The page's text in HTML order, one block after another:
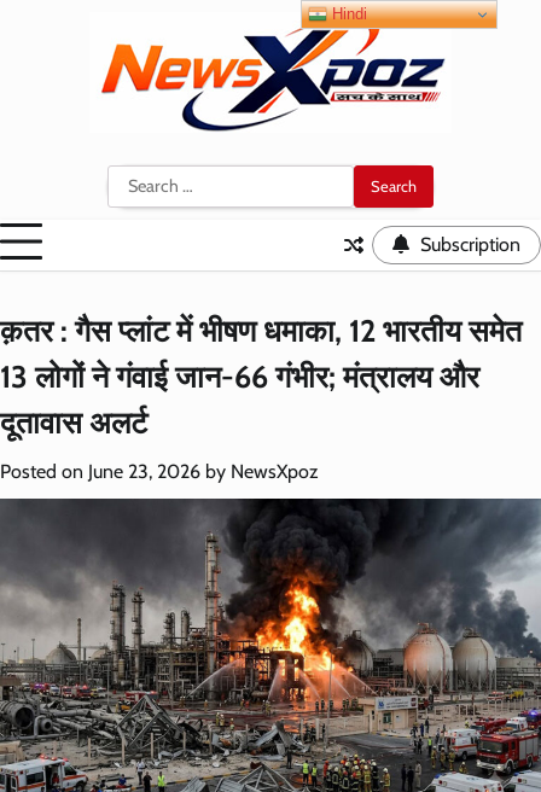
Search
for:
Subscription
क़तर : गैस प्लांट में भीषण धमाका, 12 भारतीय समेत
13 लोगों ने गंवाई जान-66 गंभीर; मंत्रालय और
दूतावास अलर्ट
Posted on June 23, 2026 by NewsXpoz
Hindi